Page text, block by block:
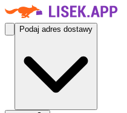
Podaj adres dostawy